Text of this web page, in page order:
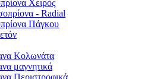
Χειρός
- Radial
Πάγκου
Κολωνάτα
μαγνητικά
Περιστροφικά